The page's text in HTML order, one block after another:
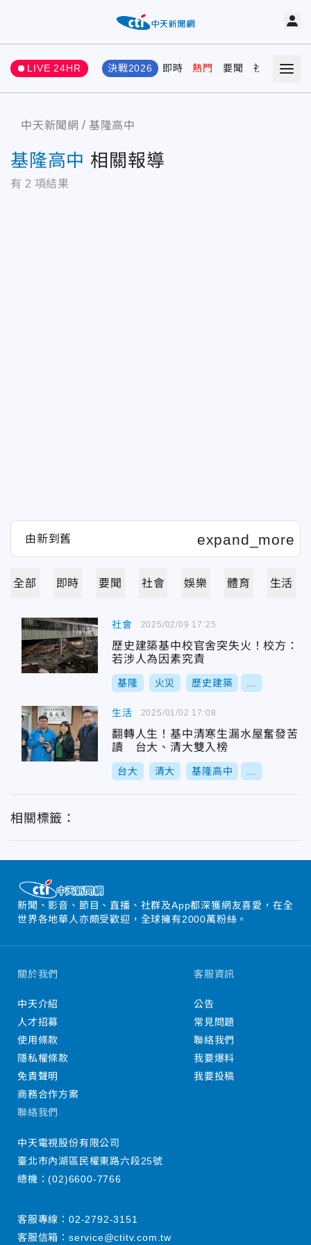
LIVE 24HR 決戰2026 即時 熱門 要聞 社會 娛樂
中天新聞網 基隆高中
基隆高中 相關報導
有 2 項結果
全部 即時 要聞 社會 娛樂 體育 生活
社會
歷史建築基中校官舍突失火！校方：
若涉人為因素究責
基隆 火災 歷史建築
2025/02/09 17:25
生活
翻轉人生！基中清寒生漏水屋奮發苦
讀 台大、清大雙入榜
台大 清大 基隆高中
2025/01/02 17:08
相關標籤：
新聞、影音、節目、直播、社群及App都深獲網友喜愛，在全
世界各地華人亦頗受歡迎，全球擁有2000萬粉絲。
關於我們
中天介紹
人才招募
使用條款
隱私權條款
免責聲明
商務合作方案
客服資訊
公告
常見問題
聯絡我們
我要爆料
我要投稿
聯絡我們
中天電視股份有限公司
臺北市內湖區民權東路六段25號
總機：(02)6600-7766
客服專線： 02-2792-3151
客服信箱： service@ctitv.com.tw